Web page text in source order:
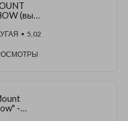
(вып.
• 5,02
-